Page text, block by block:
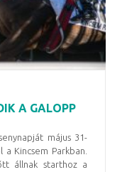
A GALOPP
május 31-
Kincsem Parkban.
állnak starthoz a